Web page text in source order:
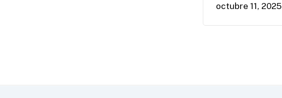
octubre 11, 2025